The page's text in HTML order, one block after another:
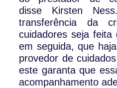
disse Kirsten
transferência da
cuidadores seja
em seguida, que
provedor de
este garanta que
acompanhamento